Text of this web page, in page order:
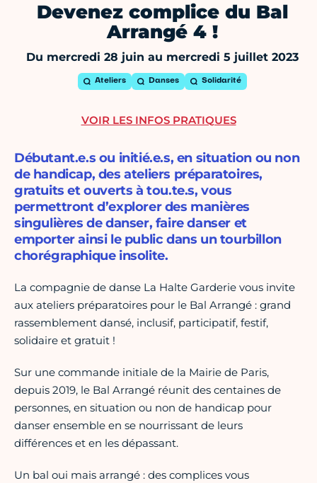
Devenez complice du Bal
Arrangé 4 !
Du mercredi 28 juin au mercredi 5 juillet 2023
Ateliers Danses Solidarité
Débutant.e.s ou initié.e.s, en situation ou non
de handicap, des ateliers préparatoires,
gratuits et ouverts à tou.te.s, vous
permettront d’explorer des manières
singulières de danser, faire danser et
emporter ainsi le public dans un tourbillon
chorégraphique insolite.
La compagnie de danse La Halte Garderie vous invite
aux ateliers préparatoires pour le Bal Arrangé : grand
rassemblement dansé, inclusif, participatif, festif,
solidaire et gratuit !
Sur une commande initiale de la Mairie de Paris,
depuis 2019, le Bal Arrangé réunit des centaines de
personnes, en situation ou non de handicap pour
danser ensemble en se nourrissant de leurs
différences et en les dépassant.
Un bal oui mais arrangé : des complices vous
VOIR LES INFOS PRATIQUES